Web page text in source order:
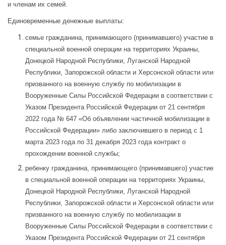
и членам их семей.
Единовременные денежные выплаты:
семье гражданина, принимающего (принимавшего) участие в
специальной военной операции на территориях Украины,
Донецкой Народной Республики, Луганской Народной
Республики, Запорожской области и Херсонской области или
призванного на военную службу по мобилизации в
Вооруженные Силы Российской Федерации в соответствии с
Указом Президента Российской Федерации от 21 сентября
2022 года № 647 «Об объявлении частичной мобилизации в
Российской Федерации» либо заключившего в период с 1
марта 2023 года по 31 декабря 2023 года контракт о
прохождении военной службы;
ребенку гражданина, принимающего (принимавшего) участие
в специальной военной операции на территориях Украины,
Донецкой Народной Республики, Луганской Народной
Республики, Запорожской области и Херсонской области или
призванного на военную службу по мобилизации в
Вооруженные Силы Российской Федерации в соответствии с
Указом Президента Российской Федерации от 21 сентября